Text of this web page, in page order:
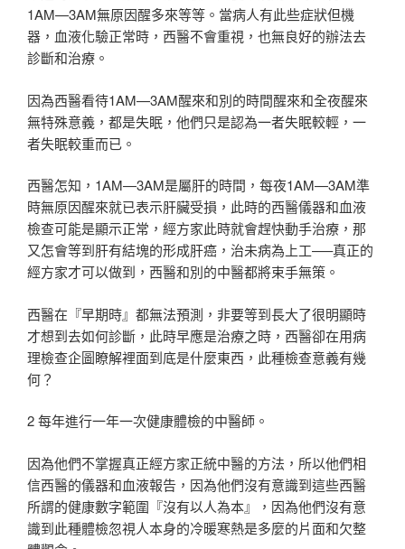
1AM—3AM無原因醒多來等等。當病人有此些症狀但機
器，血液化驗正常時，西醫不會重視，也無良好的辦法去
診斷和治療。
因為西醫看待1AM—3AM醒來和別的時間醒來和全夜醒來
無特殊意義，都是失眠，他們只是認為一者失眠較輕，一
者失眠較重而已。
西醫怎知，1AM—3AM是屬肝的時間，每夜1AM—3AM準
時無原因醒來就已表示肝臟受損，此時的西醫儀器和血液
檢查可能是顯示正常，經方家此時就會趕快動手治療，那
又怎會等到肝有結塊的形成肝癌，治未病為上工—–真正的
經方家才可以做到，西醫和別的中醫都將束手無策。
西醫在『早期時』都無法預測，非要等到長大了很明顯時
才想到去如何診斷，此時早應是治療之時，西醫卻在用病
理檢查企圖瞭解裡面到底是什麼東西，此種檢查意義有幾
何？
2 每年進行一年一次健康體檢的中醫師。
因為他們不掌握真正經方家正統中醫的方法，所以他們相
信西醫的儀器和血液報告，因為他們沒有意識到這些西醫
所謂的健康數字範圍『沒有以人為本』，因為他們沒有意
識到此種體檢忽視人本身的冷暖寒熱是多麼的片面和欠整